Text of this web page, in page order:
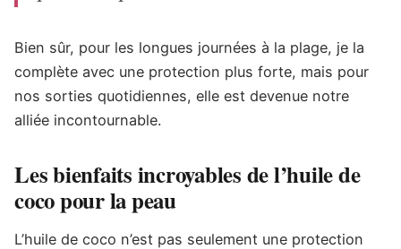
Bien sûr, pour les longues journées à la plage, je la
complète avec une protection plus forte, mais pour
nos sorties quotidiennes, elle est devenue notre
alliée incontournable.
Les bienfaits incroyables de l’huile de
coco pour la peau
L’huile de coco n’est pas seulement une protection